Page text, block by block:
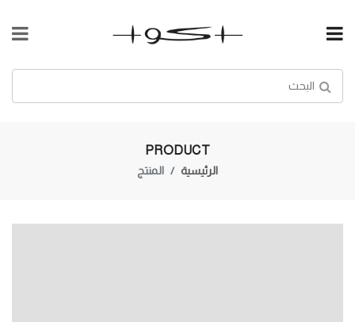
PRODUCT
الرئيسية المنتج